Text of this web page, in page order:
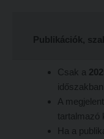
Moodle, Teams, Microsoft,
Kárpátok alatt
Kányádi-verseny
Simonyi-verseny
Tanulmányi Osztály
Tételsorok
Baleset-, munka- és
Publikációk,
Csak a
A
tartalmazó
Ha a